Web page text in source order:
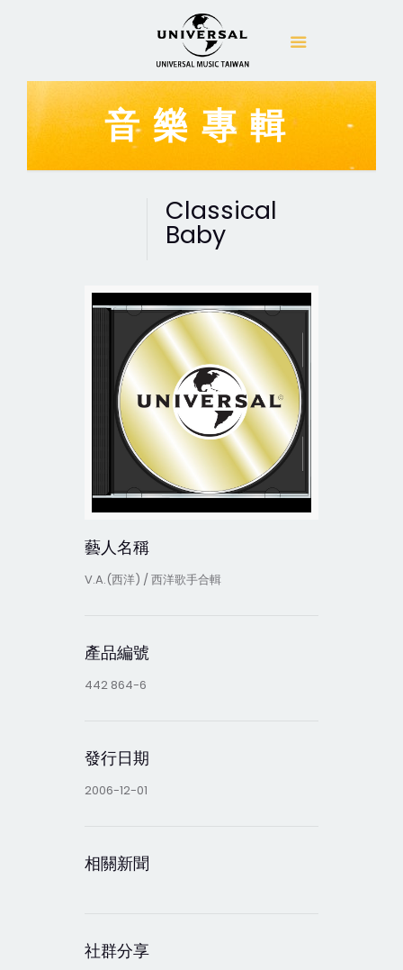
音樂專輯
Classical
Baby
藝人名稱
V.A.(西洋) / 西洋歌手合輯
產品編號
442 864-6
發行日期
2006-12-01
相關新聞
社群分享